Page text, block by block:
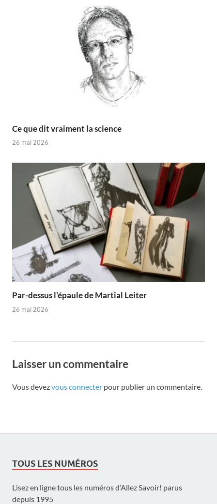
Ce que dit vraiment la science
26 mai 2026
Par-dessus l’épaule de Martial Leiter
26 mai 2026
Laisser un commentaire
Vous devezvous connecter pour publier un commentaire.
TOUS LES NUMÉROS
Lisez en ligne tous les numéros d’Allez Savoir! parus
depuis 1995